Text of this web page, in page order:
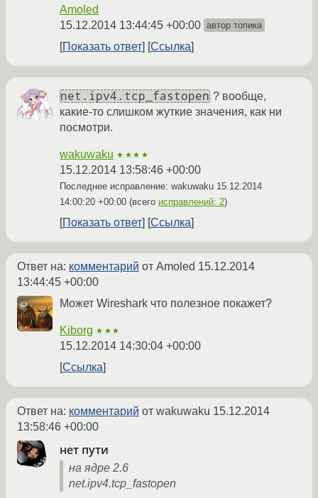
Amoled
15.12.2014 13:44:45 +00:00 автор топика
Показать ответ Ссылка
net.ipv4.tcp_fastopen ? вообще,
какие-то слишком жуткие значения, как ни
посмотри.
wakuwaku ★★★★
15.12.2014 13:58:46 +00:00
Последнее исправление: wakuwaku 15.12.2014
14:00:20 +00:00 (всего исправлений: 2)
Показать ответ Ссылка
Ответ на: комментарий от Amoled 15.12.2014
13:44:45 +00:00
Может Wireshark что полезное покажет?
Kiborg ★★★
15.12.2014 14:30:04 +00:00
Ссылка
Ответ на: комментарий от wakuwaku 15.12.2014
13:58:46 +00:00
нет пути
на ядре 2.6
net.ipv4.tcp_fastopen